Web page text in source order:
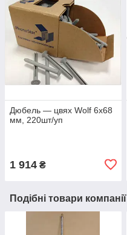
Дюбель — цвях Wolf 6x68
мм, 220шт/уп
1 914 ₴
Подібні товари компанії